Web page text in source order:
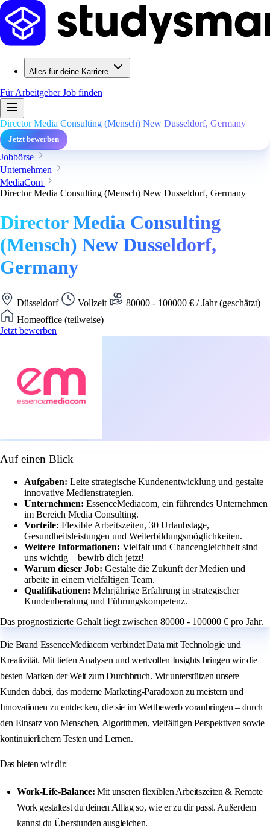
Alles für deine Karriere
Für ArbeitgeberJob finden
Director Media Consulting (Mensch) New Dusseldorf, Germany
Jetzt bewerben
Jobbörse
Unternehmen
MediaCom
Director Media Consulting (Mensch) New Dusseldorf, Germany
Director Media Consulting
(Mensch) New Dusseldorf,
Germany
Düsseldorf Vollzeit
80000 - 100000 € / Jahr (geschätzt)
Homeoffice (teilweise)
Jetzt bewerben
Auf einen Blick
Aufgaben: Leite strategische Kundenentwicklung und gestalte
innovative Medienstrategien.
Unternehmen: EssenceMediacom, ein führendes Unternehmen
im Bereich Media Consulting.
Vorteile: Flexible Arbeitszeiten, 30 Urlaubstage,
Gesundheitsleistungen und Weiterbildungsmöglichkeiten.
Weitere Informationen: Vielfalt und Chancengleichheit sind
uns wichtig – bewirb dich jetzt!
Warum dieser Job: Gestalte die Zukunft der Medien und
arbeite in einem vielfältigen Team.
Qualifikationen: Mehrjährige Erfahrung in strategischer
Kundenberatung und Führungskompetenz.
Das prognostizierte Gehalt liegt zwischen 80000 - 100000 € pro Jahr.
Die Brand EssenceMediacom verbindet Data mit Technologie und
Kreativität. Mit tiefen Analysen und wertvollen Insights bringen wir die
besten Marken der Welt zum Durchbruch. Wir unterstützen unsere
Kunden dabei, das moderne Marketing-Paradoxon zu meistern und
Innovationen zu entdecken, die sie im Wettbewerb voranbringen – durch
den Einsatz von Menschen, Algorithmen, vielfältigen Perspektiven sowie
kontinuierlichem Testen und Lernen.
Das bieten wir dir:
Work-Life-Balance: Mit unseren flexiblen Arbeitszeiten & Remote
Work gestaltest du deinen Alltag so, wie er zu dir passt. Außerdem
kannst du Überstunden ausgleichen.